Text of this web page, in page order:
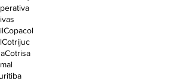
Copacol
Cotrijuc
Cotrisa